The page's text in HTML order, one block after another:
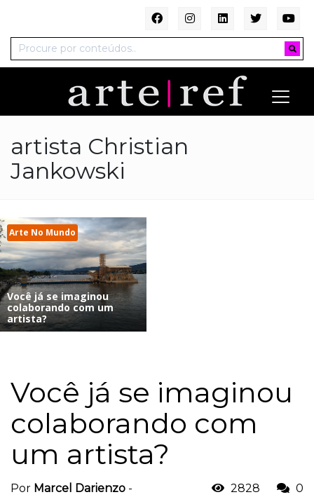
artista Christian
Jankowski
Arte No Mundo
Você já se imaginou
colaborando com um
artista?
Você já se imaginou
colaborando com
um artista?
Por Marcel Darienzo -
2828 0